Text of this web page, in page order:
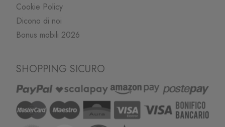
Cookie Policy
Dicono di noi
Bonus mobili 2026
SHOPPING SICURO